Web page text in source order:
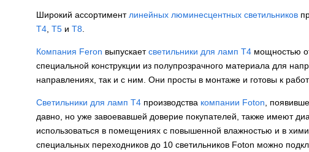
Широкий ассортимент линейных люминесцентных светильников
Т4 Т5 и Т8
Компания Feron выпускаетсветильники для ламп Т4 мощностью
специальной конструкции из полупрозрачного материала для
направлениях, так и с ним. Они просты в монтаже и готовы к
Светильники для ламп T4 производства компании Foton ,
давно, но уже завоевавшей доверие покупателей, также имеют
использоваться в помещениях с повышенной влажностью и в
специальных переходников до 10 светильников Foton можно